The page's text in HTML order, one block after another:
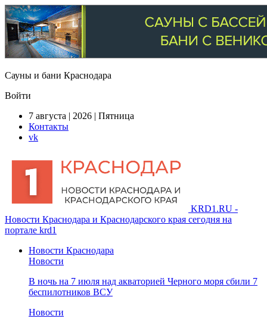
Сауны и бани Краснодара
Войти
7 августа | 2026 | Пятница
Контакты
vk
KRD1.RU -
Новости Краснодара и Краснодарского края сегодня на
портале krd1
Новости Краснодара
Новости
В ночь на 7 июля над акваторией Черного моря сбили 7
беспилотников ВСУ
Новости